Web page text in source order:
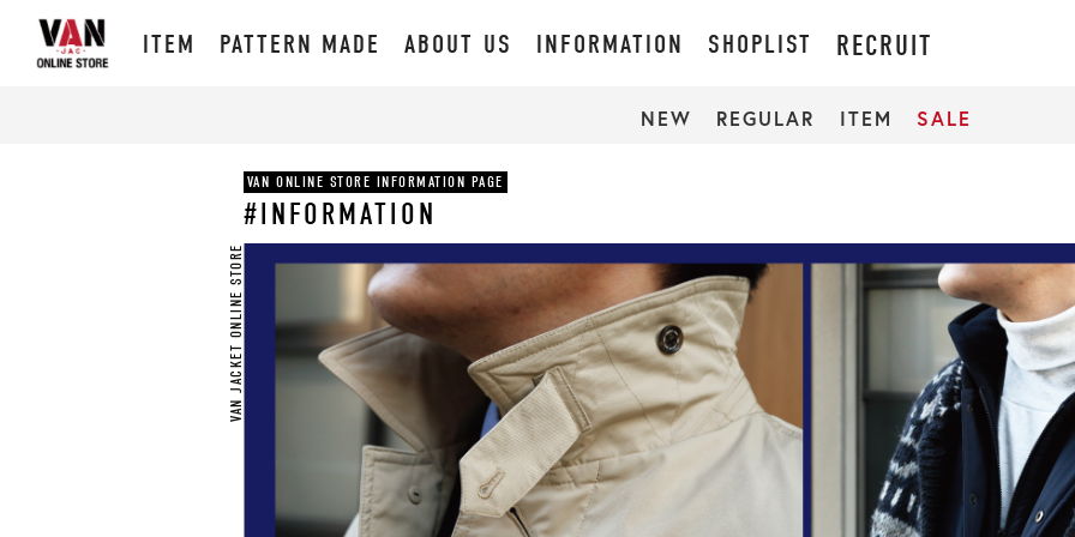
ITEM PATTERN MADE ABOUT US INFORMATION SHOPLIST RECRUIT
NEW REGULAR ITEM SALE
VAN ONLINE STORE INFORMATION PAGE
#INFORMATION
VAN JACKET ONLINE STORE